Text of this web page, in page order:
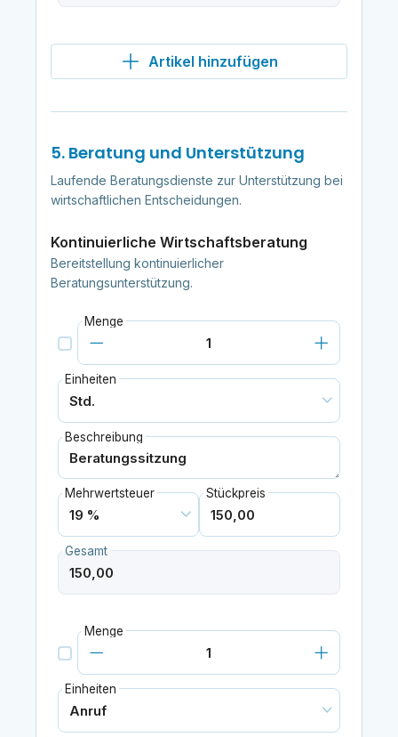
Artikel hinzufügen
5. Beratung und Unterstützung
Laufende Beratungsdienste zur Unterstützung bei
wirtschaftlichen Entscheidungen.
Kontinuierliche Wirtschaftsberatung
Bereitstellung kontinuierlicher
Beratungsunterstützung.
Menge
Einheiten
Beschreibung
Mehrwertsteuer Stückpreis
Gesamt
Menge
Einheiten